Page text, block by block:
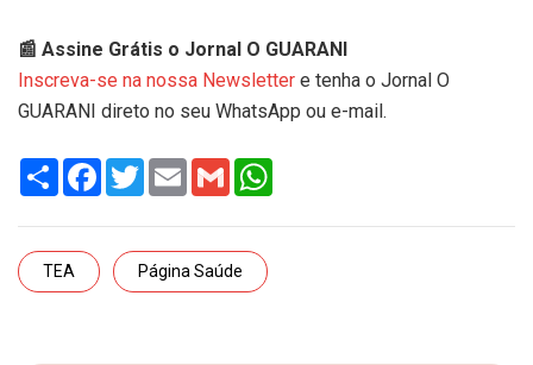
📰 Assine Grátis o Jornal O GUARANI
Inscreva-se na nossa Newsletter e tenha o Jornal O
GUARANI direto no seu WhatsApp ou e-mail.
Share Facebook
TwitterEmail Gmail
TEA Página Saúde